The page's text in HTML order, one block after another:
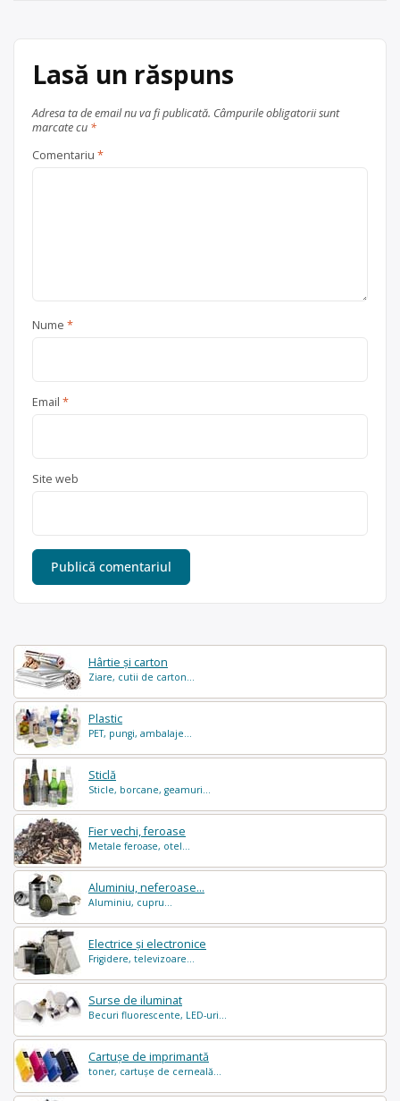
Hârtie și carton
Ziare, cutii de carton...
Plastic
PET, pungi, ambalaje...
Sticlă
Sticle, borcane, geamuri...
Fier vechi, feroase
Metale feroase, otel...
Aluminiu, neferoase...
Aluminiu, cupru...
Electrice și electronice
Frigidere, televizoare...
Surse de iluminat
Becuri fluorescente, LED-uri...
Cartușe de imprimantă
toner, cartușe de cerneală...
Lasă un răspuns
Adresa ta de email nu va fi publicată. Câmpurile obligatorii sunt
marcate cu *
Comentariu *
Nume *
Email *
Site web